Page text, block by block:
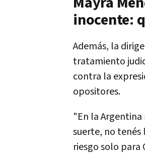
inocente:
Además, la
tratamiento
contra la
opositores.
"En la Argentina
suerte, no tenés
riesgo solo para